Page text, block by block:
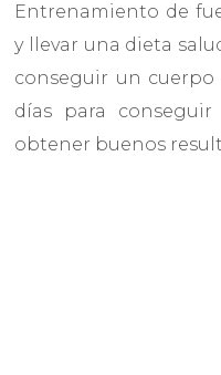
Entrenamiento de
y llevar una dieta
conseguir un cuerpo
días para conseguir
obtener buenos